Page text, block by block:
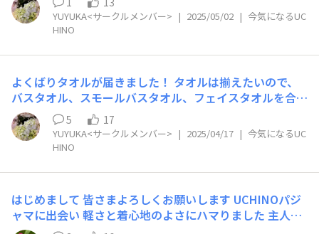
各2枚ずつで12枚購入しました。 前回は色を統一したかっ
たので全てベージュにしましたが、皆さんのコメントを拝
イレ、来客用にと思ってます。 ずっとこのフカフカが続
いてくれると嬉しいな♪
YUYUKA<サークルメンバー> | 2025/05/02 | 今気になるUC
HINO
よくばりタオルが届きました！ タオルは揃えたいので、
バスタオル、スモールバスタオル、フェイスタオルを合計
22枚購入。 お色は迷いましたが、 優しいべージュ色で良
かったです。 フワフワでこれから使うのが楽しみです(^
^)
5 17
YUYUKA<サークルメンバー> | 2025/04/17 | 今気になるUC
HINO
はじめまして 皆さまよろしくお願いします UCHINOパジ
ャマに出会い 軽さと着心地のよさにハマりました 主人も
気に入ってくれました